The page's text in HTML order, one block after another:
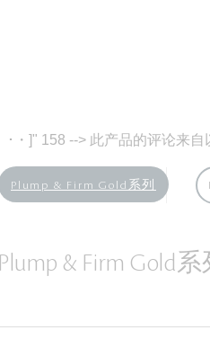
･ ・]" 158 --> 此产品的评论来自
Plump & Firm Gold系列
Plump & Firm Gold系